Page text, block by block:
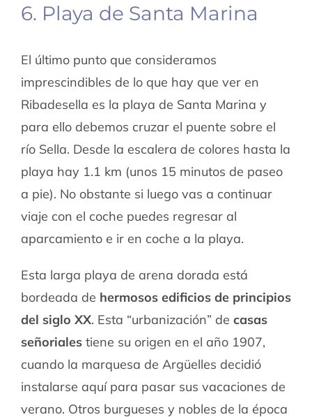
6. Playa de Santa Marina
El último punto que consideramos
imprescindibles de lo que hay que ver en
Ribadesella es la playa de Santa Marina y
para ello debemos cruzar el puente sobre el
río Sella. Desde la escalera de colores hasta la
playa hay 1.1 km (unos 15 minutos de paseo
a pie). No obstante si luego vas a continuar
viaje con el coche puedes regresar al
aparcamiento e ir en coche a la playa.
Esta larga playa de arena dorada está
bordeada de hermosos edificios de principios
del siglo XX. Esta “urbanización” de casas
señorialestiene su origen en el año 1907,
cuando la marquesa de Argüelles decidió
instalarse aquí para pasar sus vacaciones de
verano. Otros burgueses y nobles de la época